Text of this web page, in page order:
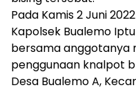
Pada Kamis 2 Juni
Kapolsek Bualemo
bersama anggotanya
penggunaan knalpot
Desa Bualemo A,